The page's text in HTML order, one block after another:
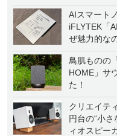
AIスマート
iFLYTEK「
ぜ魅力的な
鳥肌ものの
HOME」サ
た！
クリエイテ
円台の“小
ィオスピー